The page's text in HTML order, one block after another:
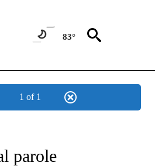
83°
1 of 1
"CNN - SPANISH".
parole